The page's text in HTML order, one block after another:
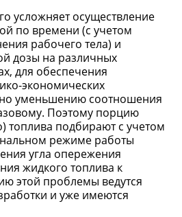
усложняет осуществление
по времени (с учетом
рабочего тела) и
дозы на различных
для обеспечения
экономических
уменьшению соотношения
Поэтому порцию
топлива подбирают с учетом
режиме работы
угла опережения
жидкого топлива к
этой проблемы ведутся
и уже имеются